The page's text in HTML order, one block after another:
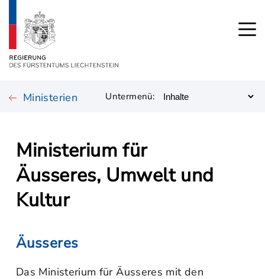
Ministerien Untermenü:
Ministerium für
Äusseres, Umwelt und
Kultur
Äusseres
Das Ministerium für Äusseres mit den